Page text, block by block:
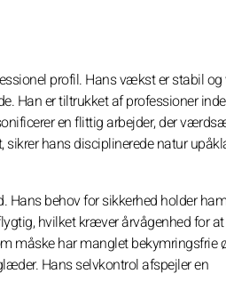
profil. Hans vækst er stabil og
Han er tiltrukket af professioner
en flittig arbejder, der
hans disciplinerede natur
behov for sikkerhed holder
hvilket kræver årvågenhed for at
måske har manglet bekymringsfrie
Hans selvkontrol afspejler en